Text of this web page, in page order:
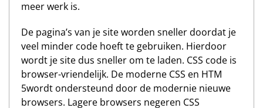
meer werk is.
De pagina’s van je site worden sneller doordat je
veel minder code hoeft te gebruiken. Hierdoor
wordt je site dus sneller om te laden. CSS code is
browser-vriendelijk. De moderne CSS en HTM
5wordt ondersteund door de modernie nieuwe
browsers. Lagere browsers negeren CSS